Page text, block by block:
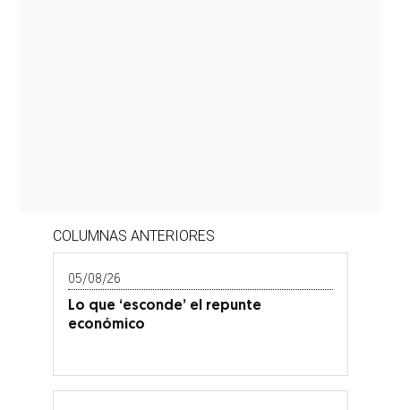
COLUMNAS ANTERIORES
05/08/26
Lo que ‘esconde’ el repunte
económico